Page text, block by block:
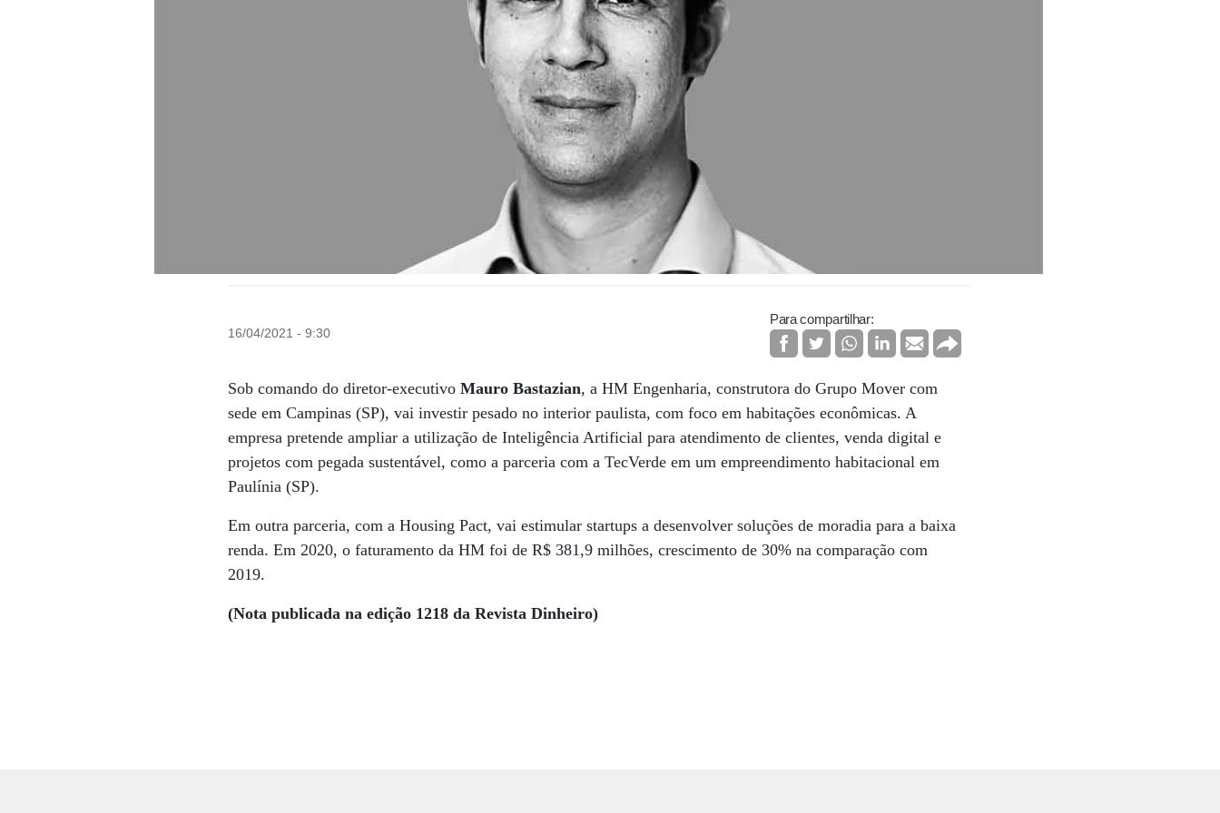
16/04/2021 - 9:30
Para compartilhar:
Sob comando do diretor-executivoMauro Bastazian, a HM Engenharia, construtora do Grupo Mover com
sede em Campinas (SP), vai investir pesado no interior paulista, com foco em habitações econômicas. A
empresa pretende ampliar a utilização de Inteligência Artificial para atendimento de clientes, venda digital e
projetos com pegada sustentável, como a parceria com a TecVerde em um empreendimento habitacional em
Paulínia (SP).
Em outra parceria, com a Housing Pact, vai estimular startups a desenvolver soluções de moradia para a baixa
renda. Em 2020, o faturamento da HM foi de R$ 381,9 milhões, crescimento de 30% na comparação com
2019.
(Nota publicada na edição 1218 da Revista Dinheiro)